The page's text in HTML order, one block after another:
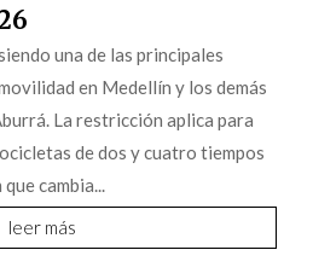
una de las principales
en Medellín y los demás
La restricción aplica para
de dos y cuatro tiempos
cambia...
leer más